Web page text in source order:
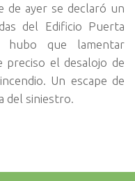
de ayer se declaró un
del Edificio Puerta
hubo que lamentar
preciso el desalojo de
Un escape de
del siniestro.